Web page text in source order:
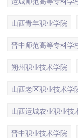
山西青年职业学院
晋中师范高等专科学
朔州职业技术学院
山西老区职业技术学
山西运城农业职业技
晋中职业技术学院